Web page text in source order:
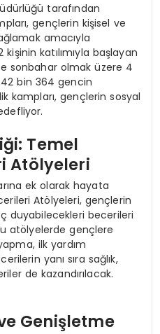
tarafından
gençlerin kişisel ve
amacıyla
katılımıyla başlayan
sonbahar olmak üzere 4
bin 364 gencin
kampları, gençlerin sosyal
Temel
Atölyeleri
ek olarak hayata
Atölyeleri, gençlerin
duyabilecekleri becerileri
atölyelerde gençlere
ilk yardım
yanı sıra sağlık,
de kazandırılacak.
Genişletme